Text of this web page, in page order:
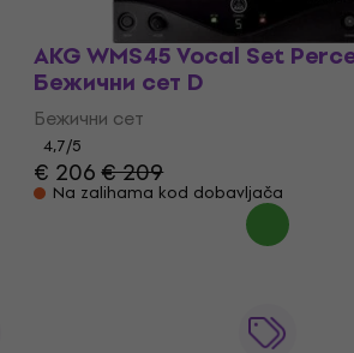
AKG WMS45 Vocal Set
Бежични сет D
Бежични сет
4,7/5
€ 206€ 209
Na zalihama kod dobavljača